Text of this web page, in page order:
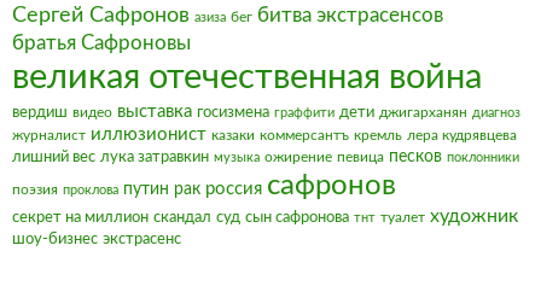
Сергей Сафронов азиза бег битва экстрасенсов
братья Сафроновы
великая отечественная война
вердиш видео выставка госизмена граффити дети джигарханян диагноз
журналист иллюзионист казаки коммерсантъ кремль лера кудрявцева
лишний вес лука затравкин музыка ожирение певица песков поклонники
поэзия проклова путин рак россия сафронов
секрет на миллион скандал суд сын сафронова тнт туалет художник
шоу-бизнес экстрасенс